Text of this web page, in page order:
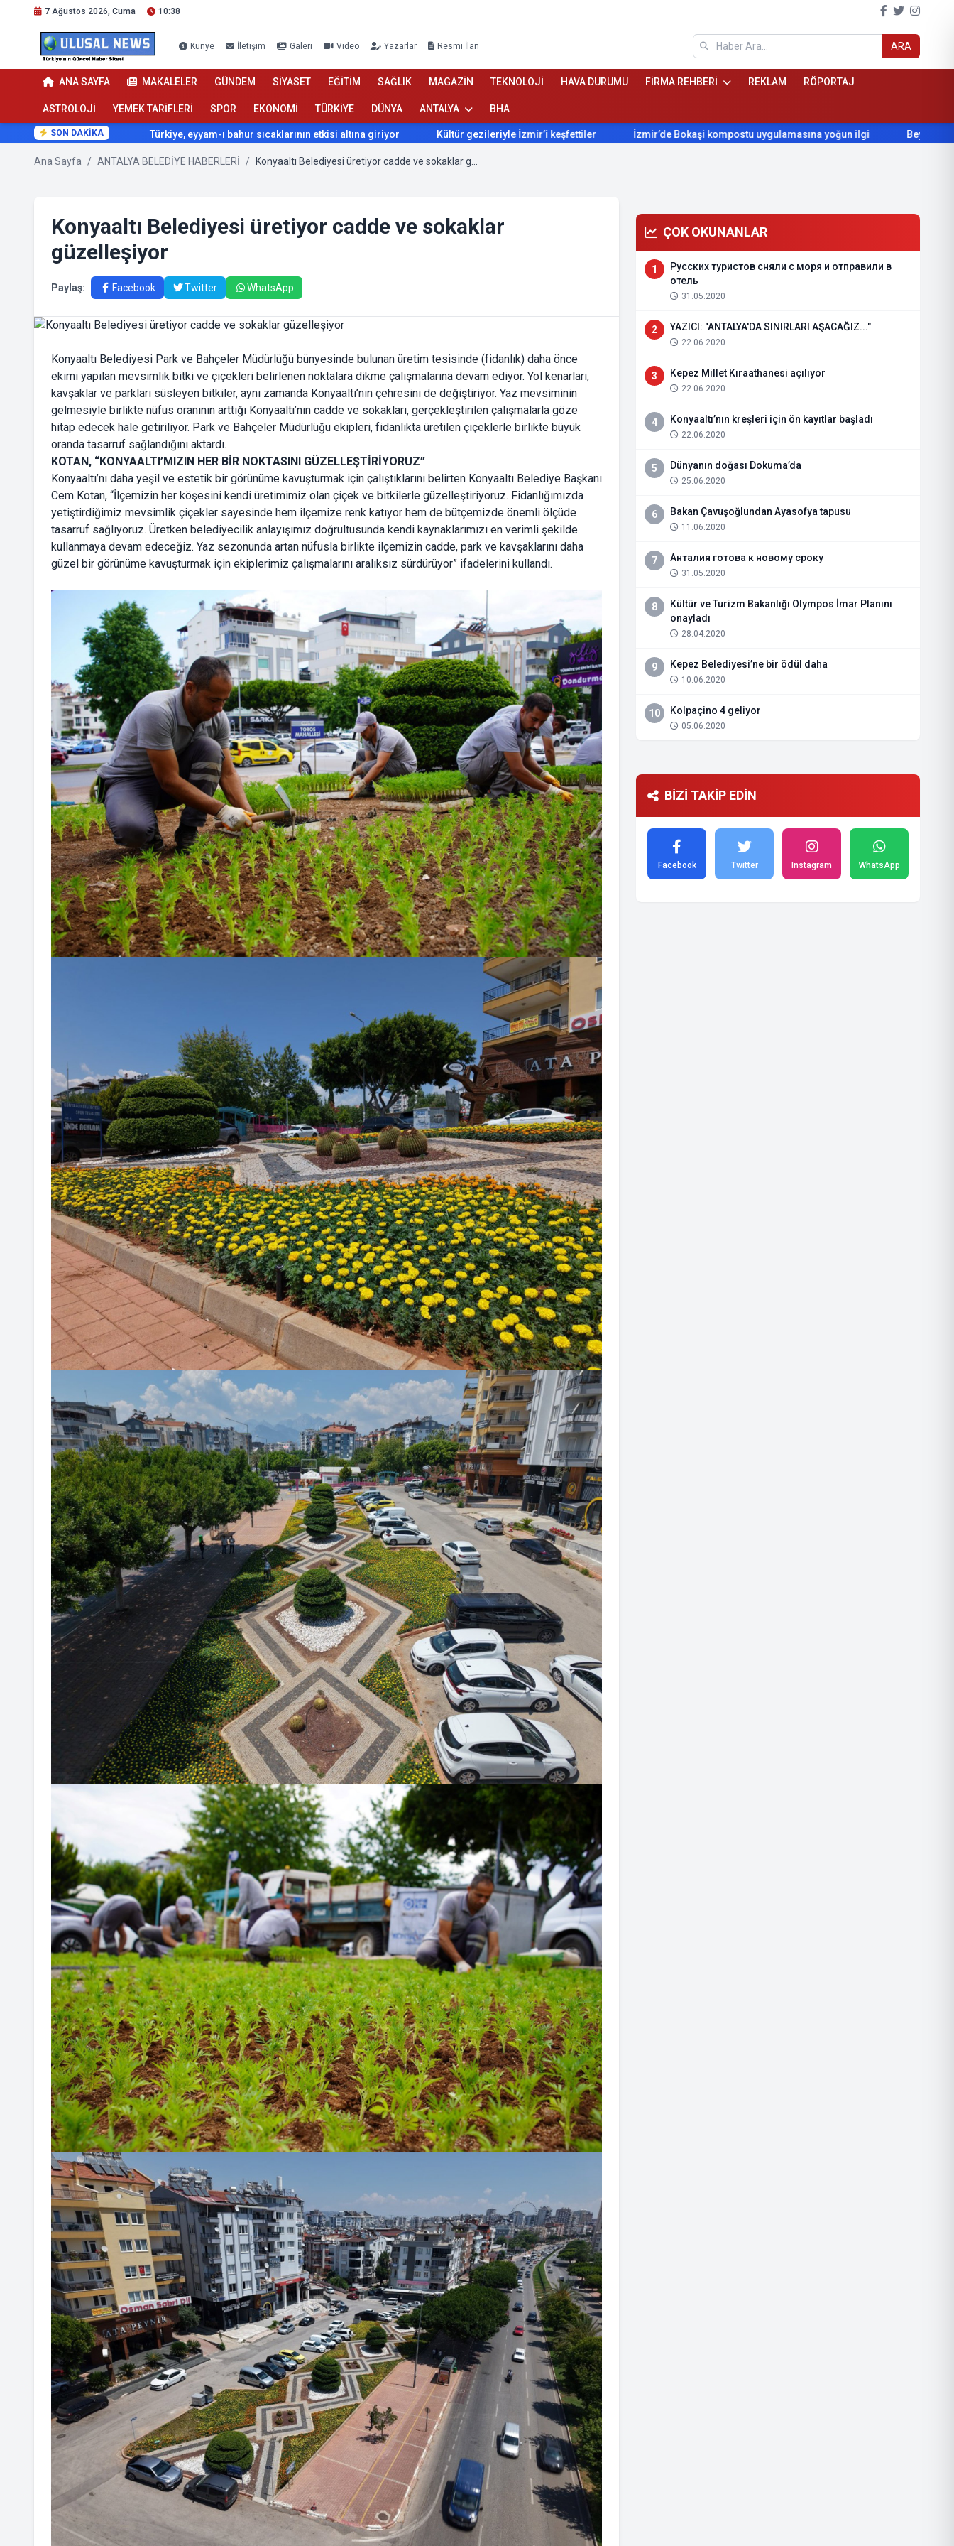
7 Ağustos 2026, Cuma 10:38
Künye İletişim Galeri Video Yazarlar Resmi İlan ARA
ANA SAYFA MAKALELER GÜNDEM SİYASET EĞİTİM SAĞLIK MAGAZİN TEKNOLOJİ HAVA DURUMU FİRMA REHBERİ REKLAM RÖPORTAJ
ASTROLOJİ YEMEK TARİFLERİ SPOR EKONOMİ TÜRKİYE DÜNYA ANTALYA BHA
SON DAKİKA
Türkiye, eyyam-ı bahur sıcaklarının etkisi altına giriyor Kültür gezileriyle İzmir’i keşfettiler İzmir’de Bokaşi kompostu uygulamasına yoğun ilgi Beydağ’ın yıllardır beklediği yol
Ana Sayfa / ANTALYA BELEDİYE HABERLERİ /
Konyaaltı Belediyesi üretiyor cadde ve sokaklar
güzelleşiyor
Paylaş: Facebook Twitter WhatsApp
Konyaaltı Belediyesi Park ve Bahçeler Müdürlüğü bünyesinde bulunan üretim tesisinde (fidanlık) daha önce
ekimi yapılan mevsimlik bitki ve çiçekleri belirlenen noktalara dikme çalışmalarına devam ediyor. Yol kenarları,
kavşaklar ve parkları süsleyen bitkiler, aynı zamanda Konyaaltı’nın çehresini de değiştiriyor. Yaz mevsiminin
gelmesiyle birlikte nüfus oranının arttığı Konyaaltı’nın cadde ve sokakları, gerçekleştirilen çalışmalarla göze
hitap edecek hale getiriliyor. Park ve Bahçeler Müdürlüğü ekipleri, fidanlıkta üretilen çiçeklerle birlikte büyük
oranda tasarruf sağlandığını aktardı.
KOTAN, “KONYAALTI’MIZIN HER BİR NOKTASINI GÜZELLEŞTİRİYORUZ”
Konyaaltı’nı daha yeşil ve estetik bir görünüme kavuşturmak için çalıştıklarını belirten Konyaaltı Belediye Başkanı
Cem Kotan, “İlçemizin her köşesini kendi üretimimiz olan çiçek ve bitkilerle güzelleştiriyoruz. Fidanlığımızda
yetiştirdiğimiz mevsimlik çiçekler sayesinde hem ilçemize renk katıyor hem de bütçemizde önemli ölçüde
tasarruf sağlıyoruz. Üretken belediyecilik anlayışımız doğrultusunda kendi kaynaklarımızı en verimli şekilde
kullanmaya devam edeceğiz. Yaz sezonunda artan nüfusla birlikte ilçemizin cadde, park ve kavşaklarını daha
güzel bir görünüme kavuşturmak için ekiplerimiz çalışmalarını aralıksız sürdürüyor” ifadelerini kullandı.
ÇOK OKUNANLAR
1
Русских туристов сняли с моря и отправили в
отель
31.05.2020
2 YAZICI: "ANTALYA'DA SINIRLARI AŞACAĞIZ..."
22.06.2020
3 Kepez Millet Kıraathanesi açılıyor
22.06.2020
4 Konyaaltı’nın kreşleri için ön kayıtlar başladı
22.06.2020
5 Dünyanın doğası Dokuma’da
25.06.2020
6 Bakan Çavuşoğlundan Ayasofya tapusu
11.06.2020
7 Анталия готова к новому сроку
31.05.2020
8
Kültür ve Turizm Bakanlığı Olympos İmar Planını
onayladı
28.04.2020
9 Kepez Belediyesi’ne bir ödül daha
10.06.2020
10 Kolpaçino 4 geliyor
05.06.2020
BİZİ TAKİP EDİN
Facebook Twitter Instagram WhatsApp